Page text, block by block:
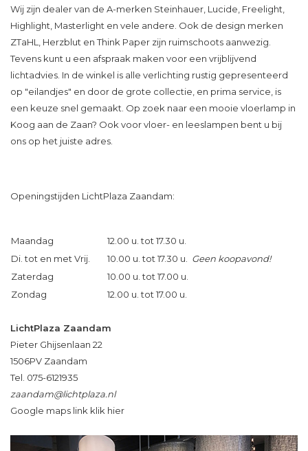
Wij zijn dealer van de A-merken Steinhauer, Lucide, Freelight,
Highlight, Masterlight en vele andere. Ook de design merken
ZTaHL, Herzblut en Think Paper zijn ruimschoots aanwezig.
Tevens kunt u een afspraak maken voor een vrijblijvend
lichtadvies. In de winkel is alle verlichting rustig gepresenteerd
op "eilandjes" en door de grote collectie, en prima service, is
een keuze snel gemaakt. Op zoek naar een mooie vloerlamp in
Koog aan de Zaan? Ook voor vloer- en leeslampen bent u bij
ons op het juiste adres.
Openingstijden LichtPlaza Zaandam:
Maandag
12.00 u. tot 17.30 u.
Di. tot en met Vrij.
10.00 u. tot 17.30 u. Geen koopavond!
Zaterdag
10.00 u. tot 17.00 u.
Zondag
12.00 u. tot 17.00 u.
LichtPlaza Zaandam
Pieter Ghijsenlaan 22
1506PV Zaandam
Tel. 075-6121935
zaandam@lichtplaza.nl
Google maps link klik hier